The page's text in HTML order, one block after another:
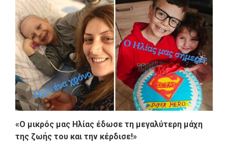
«O μικρός μας Ηλίας έδωσε τη μεγαλύτερη μάχη
της ζωής του και την κέρδισε!»